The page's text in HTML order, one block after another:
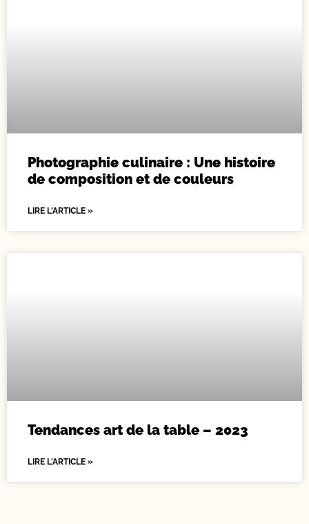
Photographie culinaire : Une histoire
de composition et de couleurs
LIRE L'ARTICLE »
Tendances art de la table – 2023
LIRE L'ARTICLE »